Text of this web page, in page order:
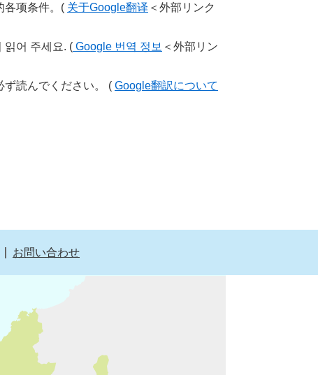
项条件。( 关于Google翻译 ＜外部リンク
어 주세요. ( Google 번역 정보 ＜外部リン
読んでください。 ( Google翻訳について
お問い合わせ